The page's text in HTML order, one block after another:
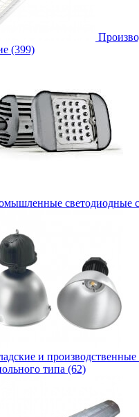
(399)
светодиодные
и производственные
типа (62)